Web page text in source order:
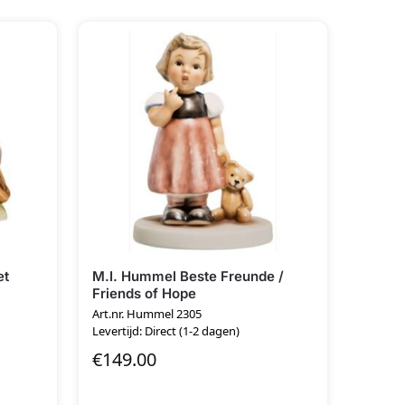
M.I. Hummel Beste Freunde /
Friends of Hope
Art.nr. Hummel 2305
Levertijd: Direct (1-2 dagen)
€149.00